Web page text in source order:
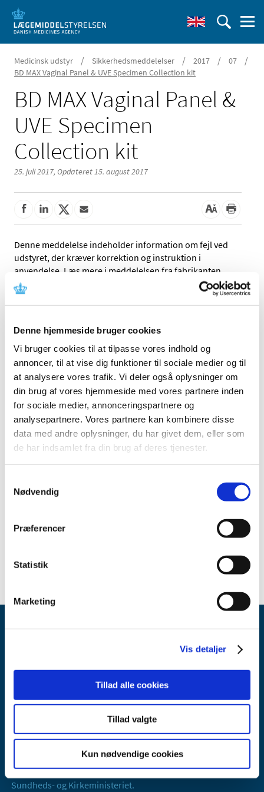
Denne hjemmeside bruger cookies
Vi bruger cookies til at tilpasse vores indhold og
annoncer, til at vise dig funktioner til sociale medier og til
at analysere vores trafik. Vi deler også oplysninger om
din brug af vores hjemmeside med vores partnere inden
for sociale medier, annonceringspartnere og
analysepartnere. Vores partnere kan kombinere disse
data med andre oplysninger, du har givet dem, eller som
de har indsamlet fra din brug af deres tjenester.
Nødvendig
Præferencer
Statistik
Marketing
Vis detaljer
Tillad alle cookies
Tillad valgte
Kun nødvendige cookies
Medicinsk udstyr / Sikkerhedsmeddelelser / 2017 / 07 /
BD MAX Vaginal Panel & UVE Specimen Collection kit
BD MAX Vaginal Panel &
UVE Specimen
Collection kit
25. juli 2017, Opdateret 15. august 2017
Denne meddelelse indeholder information om fejl ved
udstyret, der kræver korrektion og instruktion i
anvendelse. Læs mere i meddelelsen fra fabrikanten.
Referencer
Produkt: BD MAX Vaginal Panel & UVE Specimen
Collection kit
Fabrikant: Becton, Dickinson & Company
Fabrikantens referencenummer: BDDS-17-1038
Lægemiddelstyrelsens sagsnummer: 2017073538
Emner
Medicinsk udstyr
Relateret indhold
Specimen Collection kit (opdateret)
Lægemiddelstyrelsen
Email:dkma@dkma.dk
Lægemiddelstyrelsen er en del af
Sundheds- og Kirkeministeriet.